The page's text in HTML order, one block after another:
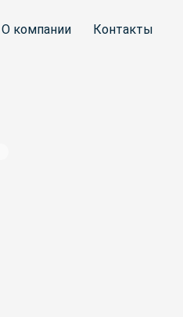
О компании Контакты